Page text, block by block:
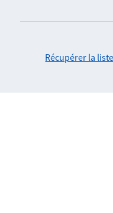
Récupérer la